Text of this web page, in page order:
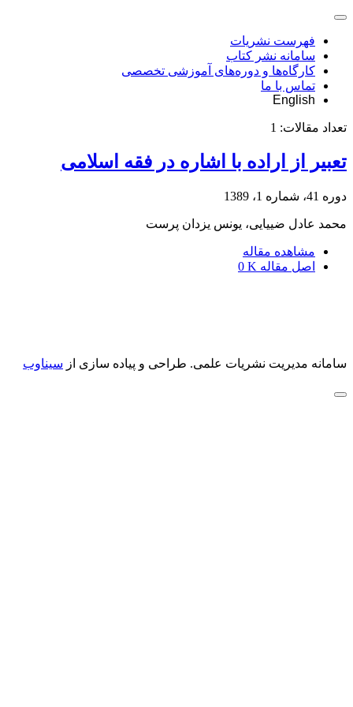
فهرست نشریات
سامانه نشر کتاب
کارگاه‌ها و دوره‌های آموزشی تخصصی
تماس با ما
English
تعداد مقالات: 1
تعبیر از اراده با اشاره در فقه اسلامی
دوره 41، شماره 1، 1389
محمد عادل ضییایی، یونس یزدان پرست
مشاهده مقاله
اصل مقاله 0 K
سامانه مدیریت نشریات علمی. طراحی و پیاده سازی از سیناوب